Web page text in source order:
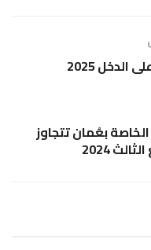
2025
بعُمان تتجاوز